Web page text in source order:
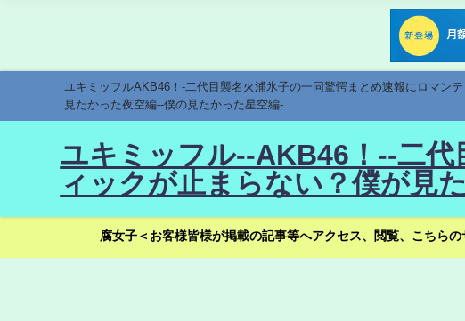
ユキミッフルAKB46！-二代目襲名火浦氷子の一同驚愕まとめ速報にロマン
見たかった夜空編--僕の見たかった星空編-
ユキミッフル--AKB46！--二
ィックが止まらない？僕が見
腐女子＜お客様皆様が掲載の記事等へアクセス、閲覧、こちら